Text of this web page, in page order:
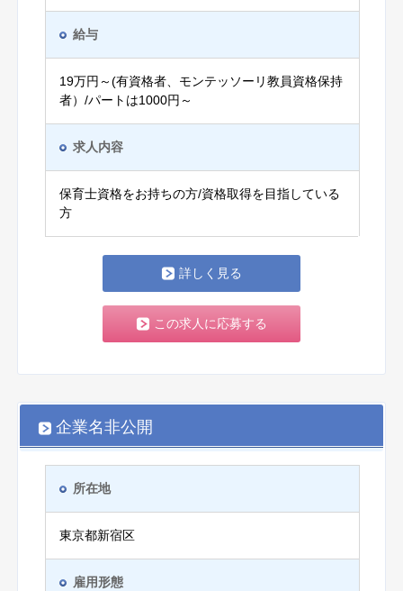
給与
19万円～(有資格者、モンテッソーリ教員資格保持
者）/パートは1000円～
求人内容
保育士資格をお持ちの方/資格取得を目指している
方
詳しく見る
この求人に応募する
企業名非公開
所在地
東京都新宿区
雇用形態